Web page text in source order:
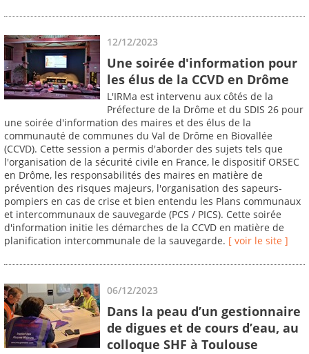
12/12/2023
Une soirée d'information pour
les élus de la CCVD en Drôme
L'IRMa est intervenu aux côtés de la
Préfecture de la Drôme et du SDIS 26 pour
une soirée d'information des maires et des élus de la
communauté de communes du Val de Drôme en Biovallée
(CCVD). Cette session a permis d'aborder des sujets tels que
l'organisation de la sécurité civile en France, le dispositif ORSEC
en Drôme, les responsabilités des maires en matière de
prévention des risques majeurs, l'organisation des sapeurs-
pompiers en cas de crise et bien entendu les Plans communaux
et intercommunaux de sauvegarde (PCS / PICS). Cette soirée
d'information initie les démarches de la CCVD en matière de
planification intercommunale de la sauvegarde. [ voir le site ]
06/12/2023
Dans la peau d’un gestionnaire
de digues et de cours d’eau, au
colloque SHF à Toulouse